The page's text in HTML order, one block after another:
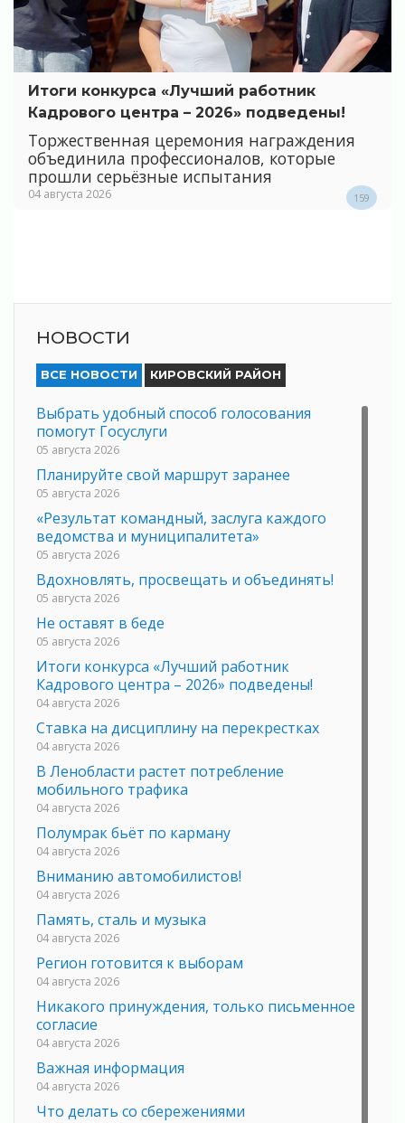
Итоги конкурса «Лучший работник
Кадрового центра – 2026» подведены!
Торжественная церемония награждения
объединила профессионалов, которые
прошли серьёзные испытания
04 августа 2026 159
НОВОСТИ
ВСЕ НОВОСТИ КИРОВСКИЙ РАЙОН
Выбрать удобный способ голосования
помогут Госуслуги
05 августа 2026
Планируйте свой маршрут заранее
05 августа 2026
«Результат командный, заслуга каждого
ведомства и муниципалитета»
05 августа 2026
Вдохновлять, просвещать и объединять!
05 августа 2026
Не оставят в беде
05 августа 2026
Итоги конкурса «Лучший работник
Кадрового центра – 2026» подведены!
04 августа 2026
Ставка на дисциплину на перекрестках
04 августа 2026
В Ленобласти растет потребление
мобильного трафика
04 августа 2026
Полумрак бьёт по карману
04 августа 2026
Вниманию автомобилистов!
04 августа 2026
Память, сталь и музыка
04 августа 2026
Регион готовится к выборам
04 августа 2026
Никакого принуждения, только письменное
согласие
04 августа 2026
Важная информация
04 августа 2026
Что делать со сбережениями